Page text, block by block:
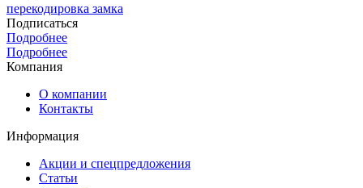
перекодировка замка
Подписаться
Подробнее
Подробнее
Компания
О компании
Контакты
Информация
Акции и спецпредложения
Статьи